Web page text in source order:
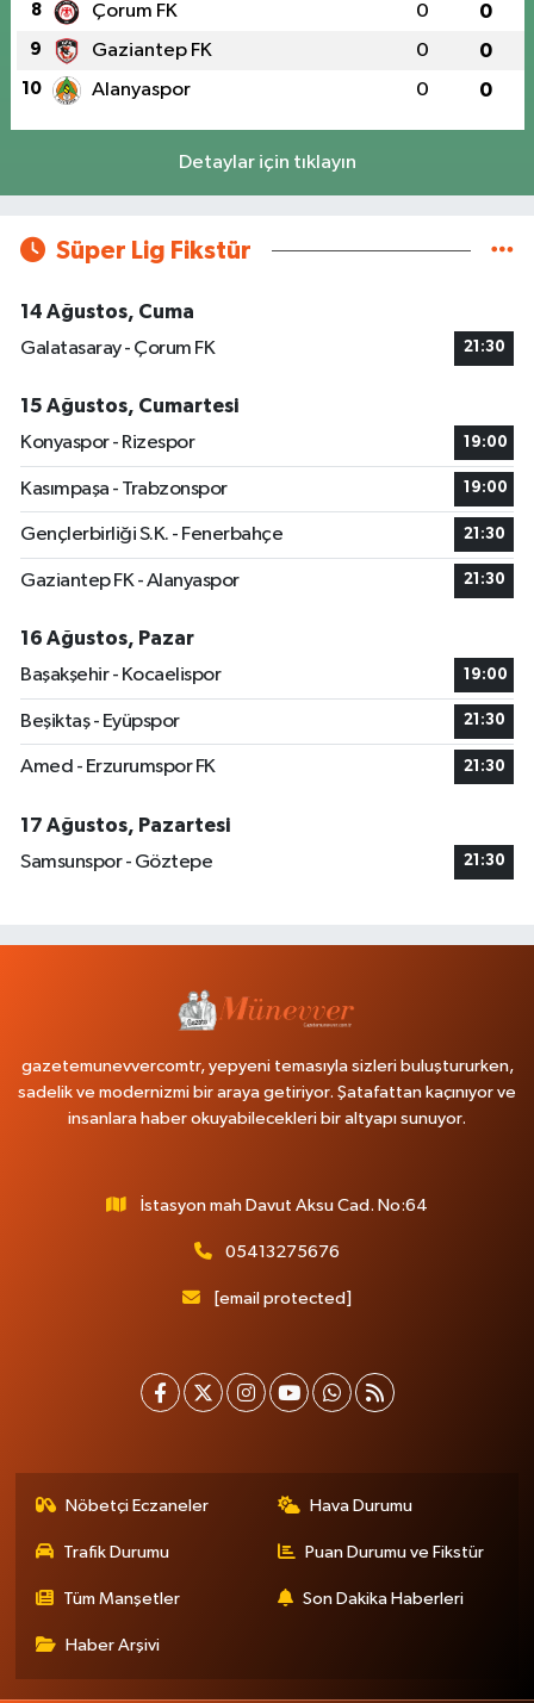
8 Çorum FK 0 0
9 Gaziantep FK 0 0
10 Alanyaspor 0 0
Detaylar için tıklayın
Süper Lig Fikstür
14 Ağustos, Cuma
Galatasaray - Çorum FK
21:30
15 Ağustos, Cumartesi
Konyaspor - Rizespor
19:00
Kasımpaşa - Trabzonspor 19:00
Gençlerbirliği S.K. - Fenerbahçe 21:30
Gaziantep FK - Alanyaspor 21:30
16 Ağustos, Pazar
Başakşehir - Kocaelispor
19:00
Beşiktaş - Eyüpspor 21:30
Amed - Erzurumspor FK 21:30
17 Ağustos, Pazartesi
Samsunspor - Göztepe
21:30
gazetemunevvercomtr, yepyeni temasıyla sizleri buluştururken,
sadelik ve modernizmi bir araya getiriyor. Şatafattan kaçınıyor ve
insanlara haber okuyabilecekleri bir altyapı sunuyor.
İstasyon mah Davut Aksu Cad. No:64
05413275676
[email protected]
Nöbetçi Eczaneler Hava Durumu
Trafik Durumu Puan Durumu ve Fikstür
Tüm Manşetler Son Dakika Haberleri
Haber Arşivi